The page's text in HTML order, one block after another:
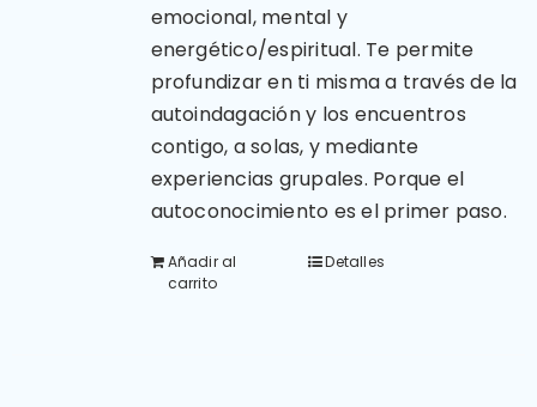
emocional, mental y
energético/espiritual. Te permite
profundizar en ti misma a través de la
autoindagación y los encuentros
contigo, a solas, y mediante
experiencias grupales. Porque el
autoconocimiento es el primer paso.
Añadir al
carrito
Detalles